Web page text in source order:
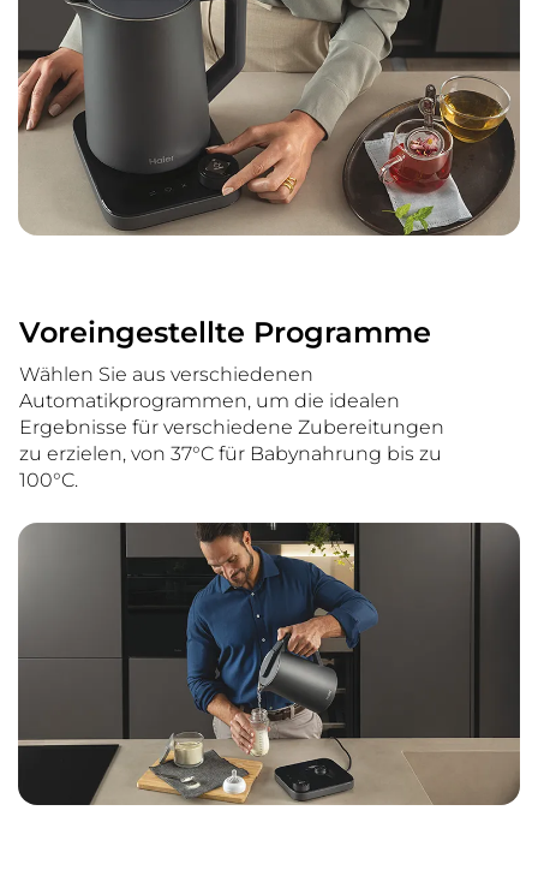
Voreingestellte Programme
Wählen Sie aus verschiedenen
Automatikprogrammen, um die idealen
Ergebnisse für verschiedene Zubereitungen
zu erzielen, von 37°C für Babynahrung bis zu
100°C.